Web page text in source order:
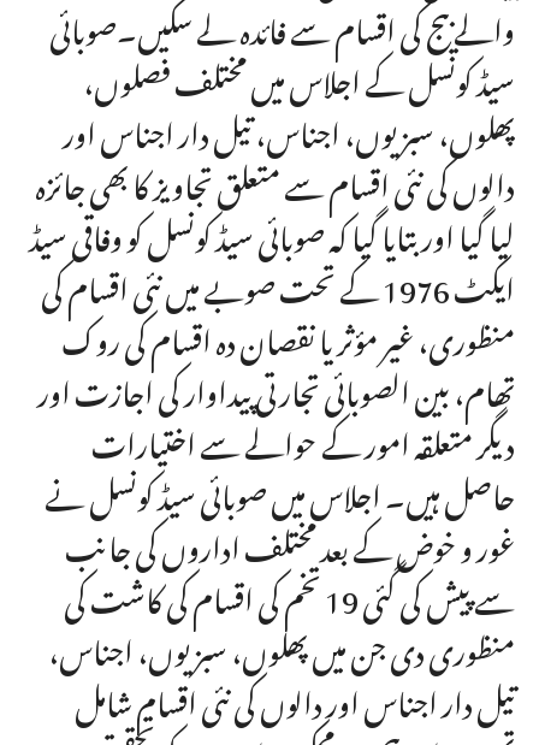
والے بیج کی اقسام سے فائدہ لے سکیں۔صوبائی
سیڈ کونسل کے اجلاس میں مختلف فصلوں،
پھلوں، سبزیوں، اجناس، تیل دار اجناس اور
دالوں کی نئی اقسام سے متعلق تجاویز کا بھی جائزہ
لیا گیا اور بتایا گیا کہ صوبائی سیڈ کونسل کو وفاقی سیڈ
ایکٹ 1976 کے تحت صوبے میں نئی اقسام کی
منظوری، غیر مؤثر یا نقصان دہ اقسام کی روک
تھام، بین الصوبائی تجارتی پیداوار کی اجازت اور
دیگر متعلقہ امور کے حوالے سے اختیارات
حاصل ہیں۔ اجلاس میں صوبائی سیڈ کونسل نے
غور و خوض کے بعد مختلف اداروں کی جانب
سے پیش کی گئی 19 تخم کی اقسام کی کاشت کی
منظوری دی جن میں پھلوں، سبزیوں، اجناس،
تیل دار اجناس اور دالوں کی نئی اقسام شامل